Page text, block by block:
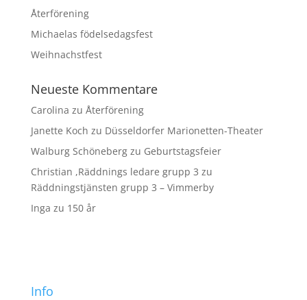
Återförening
Michaelas födelsedagsfest
Weihnachstfest
Neueste Kommentare
Carolina zu Återförening
Janette Koch zu Düsseldorfer Marionetten-Theater
Walburg Schönebergzu Geburtstagsfeier
Christian ,Räddnings ledare grupp 3 zu
Räddningstjänsten grupp 3 – Vimmerby
Inga zu 150 år
Info